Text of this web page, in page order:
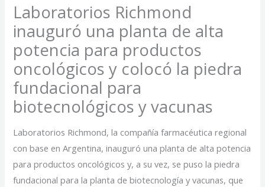
Laboratorios Richmond
inauguró una planta de alta
potencia para productos
oncológicos y colocó la piedra
fundacional para
biotecnológicos y vacunas
Laboratorios Richmond, la compañía farmacéutica regional
con base en Argentina, inauguró una planta de alta potencia
para productos oncológicos y, a su vez, se puso la piedra
fundacional para la planta de biotecnología y vacunas, que